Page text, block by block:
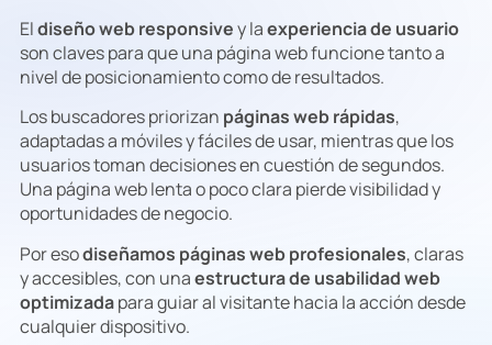
Eldiseño web responsivey laexperiencia de usuario
son claves para que una página web funcione tanto a
nivel de posicionamiento como de resultados.
Los buscadores priorizan páginas web rápidas,
adaptadas a móviles y fáciles de usar, mientras que los
usuarios toman decisiones en cuestión de segundos.
Una página web lenta o poco clara pierde visibilidad y
oportunidades de negocio.
Por esodiseñamos páginas web profesionales, claras
y accesibles, con unaestructura de usabilidad web
optimizadapara guiar al visitante hacia la acción desde
cualquier dispositivo.